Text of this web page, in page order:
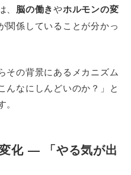
脳の働きやホルモンの変
関係していることが分かっ
その背景にあるメカニズム
んなにしんどいのか？」と
化 ― 「やる気が出